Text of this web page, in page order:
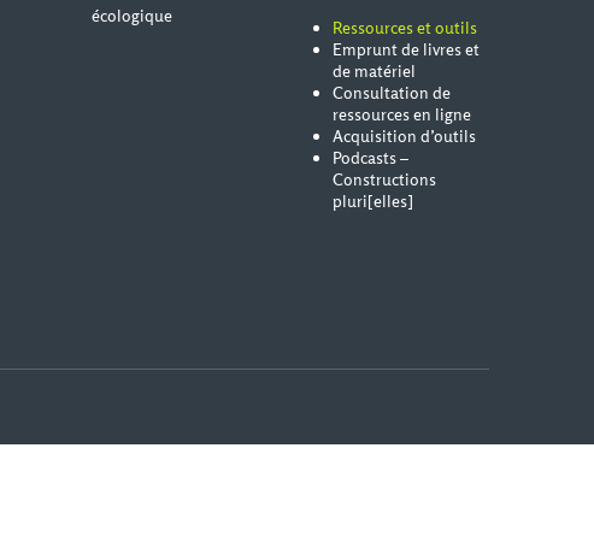
écologique
Ressources et outils
Emprunt de livres et
de matériel
Consultation de
ressources en ligne
Acquisition d’outils
Podcasts –
Constructions
pluri[elles]